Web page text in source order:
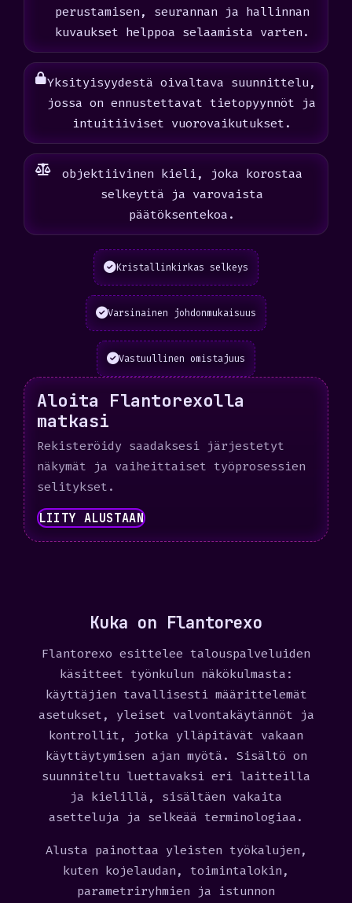
perustamisen, seurannan ja hallinnan
kuvaukset helppoa selaamista varten.
Yksityisyydestä oivaltava suunnittelu,
jossa on ennustettavat tietopyynnöt ja
intuitiiviset vuorovaikutukset.
objektiivinen kieli, joka korostaa
selkeyttä ja varovaista
päätöksentekoa.
Kristallinkirkas selkeys
Varsinainen johdonmukaisuus
Vastuullinen omistajuus
Aloita Flantorexolla
matkasi
Rekisteröidy saadaksesi järjestetyt
näkymät ja vaiheittaiset työprosessien
selitykset.
LIITY ALUSTAAN
Kuka on Flantorexo
Flantorexo esittelee talouspalveluiden
käsitteet työnkulun näkökulmasta:
käyttäjien tavallisesti määrittelemät
asetukset, yleiset valvontakäytännöt ja
kontrollit, jotka ylläpitävät vakaan
käyttäytymisen ajan myötä. Sisältö on
suunniteltu luettavaksi eri laitteilla
ja kielillä, sisältäen vakaita
asetteluja ja selkeää terminologiaa.
Alusta painottaa yleisten työkalujen,
kuten kojelaudan, toimintalokin,
parametriryhmien ja istunnon